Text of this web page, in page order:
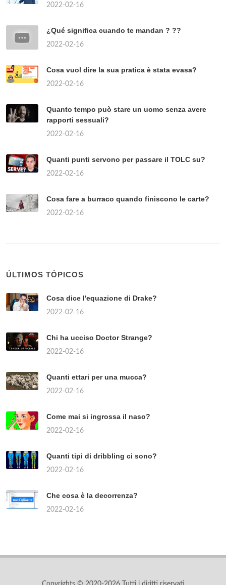
2022-02-16
¿Qué significa cuando te mandan ? ??
2022-02-16
Cosa vuol dire la sua pratica è stata evasa?
2022-02-16
Quanto tempo può stare un uomo senza avere
rapporti sessuali?
2022-02-16
Quanti punti servono per passare il TOLC su?
2022-02-16
Cosa fare a burraco quando finiscono le carte?
2022-02-16
ÚLTIMOS TÓPICOS
Cosa dice l'equazione di Drake?
2022-02-16
Chi ha ucciso Doctor Strange?
2022-02-16
Quanti ettari per una mucca?
2022-02-16
Come mai si ingrossa il naso?
2022-02-16
Quanti tipi di dribbling ci sono?
2022-02-16
Che cosa è la decorrenza?
2022-02-16